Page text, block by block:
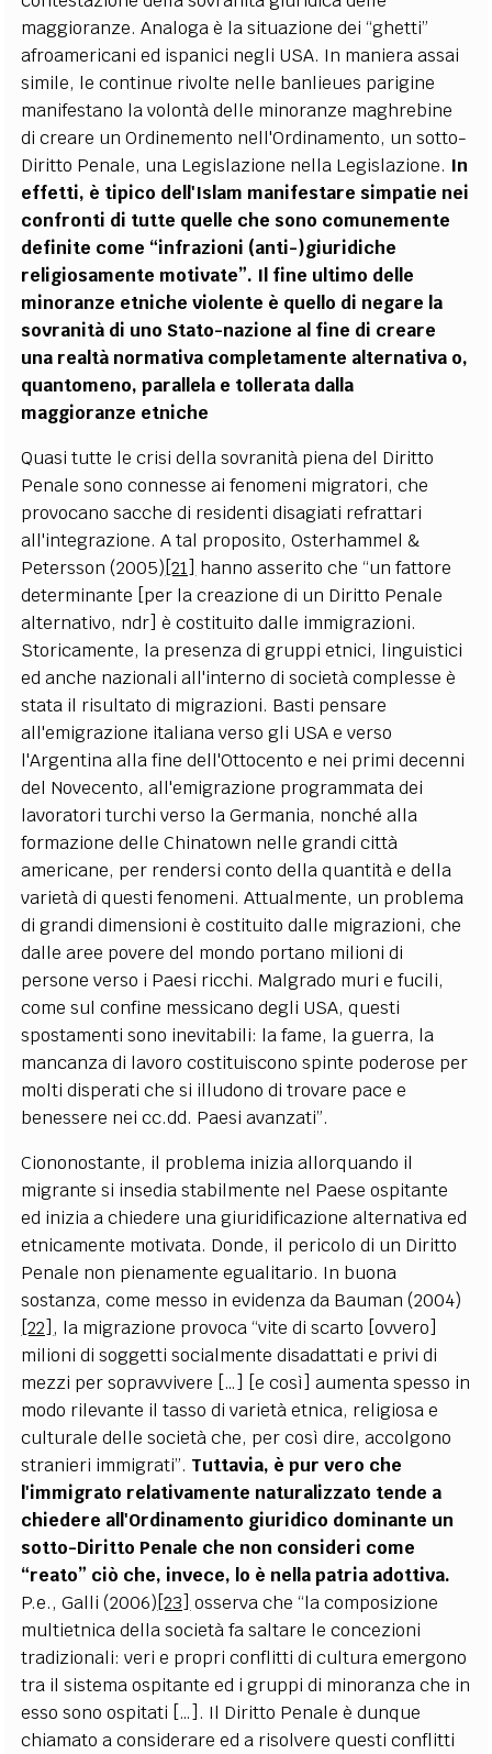
maggioranze. Analoga è la situazione dei “ghetti”
afroamericani ed ispanici negli USA. In maniera assai
simile, le continue rivolte nelle banlieues parigine
manifestano la volontà delle minoranze maghrebine
di creare un Ordinemento nell'Ordinamento, un sotto-
Diritto Penale, una Legislazione nella Legislazione. In
effetti, è tipico dell'Islam manifestare simpatie nei
confronti di tutte quelle che sono comunemente
definite come “infrazioni (anti-)giuridiche
religiosamente motivate”. Il fine ultimo delle
minoranze etniche violente è quello di negare la
sovranità di uno Stato-nazione al fine di creare
una realtà normativa completamente alternativa o,
quantomeno, parallela e tollerata dalla
maggioranze etniche
Quasi tutte le crisi della sovranità piena del Diritto
Penale sono connesse ai fenomeni migratori, che
provocano sacche di residenti disagiati refrattari
all'integrazione. A tal proposito, Osterhammel &
Petersson (2005)[21] hanno asserito che “un fattore
determinante [per la creazione di un Diritto Penale
alternativo, ndr] è costituito dalle immigrazioni.
Storicamente, la presenza di gruppi etnici, linguistici
ed anche nazionali all'interno di società complesse è
stata il risultato di migrazioni. Basti pensare
all'emigrazione italiana verso gli USA e verso
l'Argentina alla fine dell'Ottocento e nei primi decenni
del Novecento, all'emigrazione programmata dei
lavoratori turchi verso la Germania, nonché alla
formazione delle Chinatown nelle grandi città
americane, per rendersi conto della quantità e della
varietà di questi fenomeni. Attualmente, un problema
di grandi dimensioni è costituito dalle migrazioni, che
dalle aree povere del mondo portano milioni di
persone verso i Paesi ricchi. Malgrado muri e fucili,
come sul confine messicano degli USA, questi
spostamenti sono inevitabili: la fame, la guerra, la
mancanza di lavoro costituiscono spinte poderose per
molti disperati che si illudono di trovare pace e
benessere nei cc.dd. Paesi avanzati”.
Ciononostante, il problema inizia allorquando il
migrante si insedia stabilmente nel Paese ospitante
ed inizia a chiedere una giuridificazione alternativa ed
etnicamente motivata. Donde, il pericolo di un Diritto
Penale non pienamente egualitario. In buona
sostanza, come messo in evidenza da Bauman (2004)
[22] , la migrazione provoca “vite di scarto [ovvero]
milioni di soggetti socialmente disadattati e privi di
mezzi per sopravvivere […] [e così] aumenta spesso in
modo rilevante il tasso di varietà etnica, religiosa e
culturale delle società che, per così dire, accolgono
stranieri immigrati”. Tuttavia, è pur vero che
l'immigrato relativamente naturalizzato tende a
chiedere all'Ordinamento giuridico dominante un
sotto-Diritto Penale che non consideri come
“reato” ciò che, invece, lo è nella patria adottiva.
P.e., Galli (2006)[23] osserva che “la composizione
multietnica della società fa saltare le concezioni
tradizionali: veri e propri conflitti di cultura emergono
tra il sistema ospitante ed i gruppi di minoranza che in
esso sono ospitati […]. Il Diritto Penale è dunque
chiamato a considerare ed a risolvere questi conflitti